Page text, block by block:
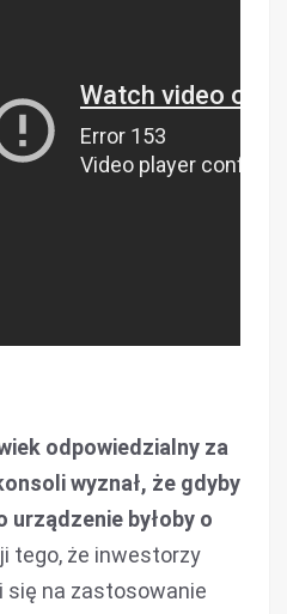
odpowiedzialny za
wyznał, że gdyby
urządzenie byłoby o
tego, że inwestorzy
się na zastosowanie